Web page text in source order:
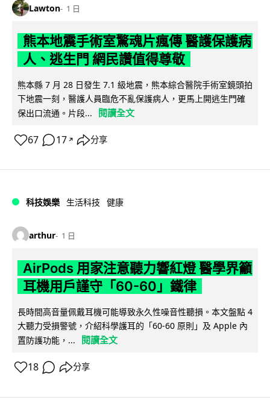
Lawton 1 日
熊本地震手術室驚魂片瘋傳 醫護保護病
人、逃生門 網民讚值得尊敬
熊本縣 7 月 28 日發生 7.1 級地震，熊本綜合醫院手術室鏡頭拍
下地震一刻，醫護人員臨危不亂保護病人，更馬上開逃生門確
保出口流通。片段...
閱讀全文
67 17 ↗ 分享
科技娛樂 生活科技 健康
arthur 1 日
AirPods 用家注意聽力響紅燈 醫學界籲
耳機用戶謹守「60-60」鐵律
長時間高音量佩戴耳機可能導致永久性噪音性聽損。本文盤點 4
大聽力受損警號，介紹科學護耳的「60-60 原則」及 Apple 內
置防護功能，...
閱讀全文
18 分享